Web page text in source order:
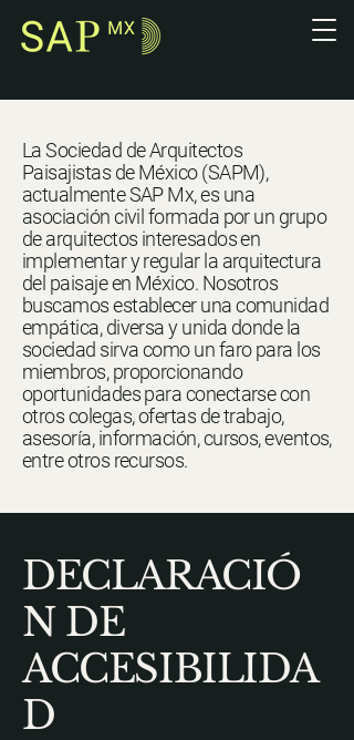
La Sociedad de Arquitectos
Paisajistas de México (SAPM),
actualmente SAP Mx, es una
asociación civil formada por un grupo
de arquitectos interesados en
implementar y regular la arquitectura
del paisaje en México. Nosotros
buscamos establecer una comunidad
empática, diversa y unida donde la
sociedad sirva como un faro para los
miembros, proporcionando
oportunidades para conectarse con
otros colegas, ofertas de trabajo,
asesoría, información, cursos, eventos,
entre otros recursos.
DECLARACIÓ
N DE
ACCESIBILIDA
D